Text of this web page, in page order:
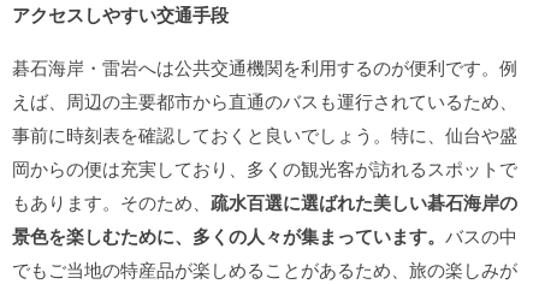
アクセスしやすい交通手段
碁石海岸・雷岩へは公共交通機関を利用するのが便利です。例
えば、周辺の主要都市から直通のバスも運行されているため、
事前に時刻表を確認しておくと良いでしょう。特に、仙台や盛
岡からの便は充実しており、多くの観光客が訪れるスポットで
もあります。そのため、 疏水百選に選ばれた美しい碁石海岸の
景色を楽しむために、多くの人々が集まっています。 バスの中
でもご当地の特産品が楽しめることがあるため、旅の楽しみが